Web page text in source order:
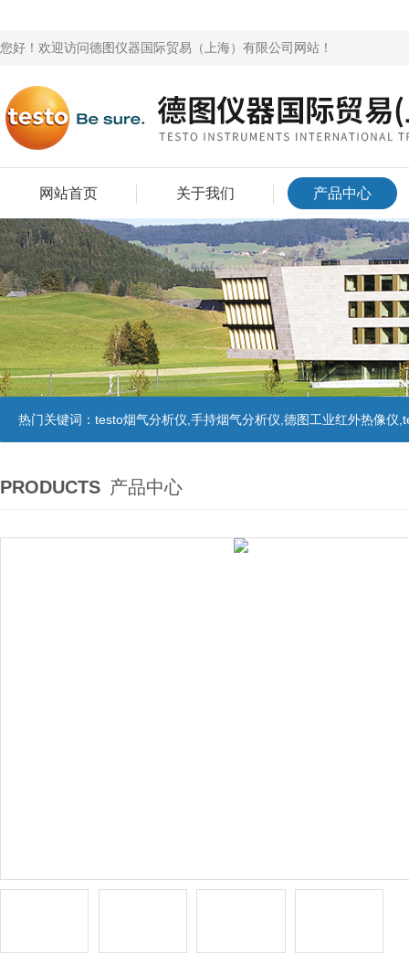
您好！欢迎访问德图仪器国际贸易（上海）有限公司网站！
网站首页 关于我们 产品中心
热门关键词： testo烟气分析仪,手持烟气分析仪,德图工业红外热像仪
PRODUCTS 产品中心